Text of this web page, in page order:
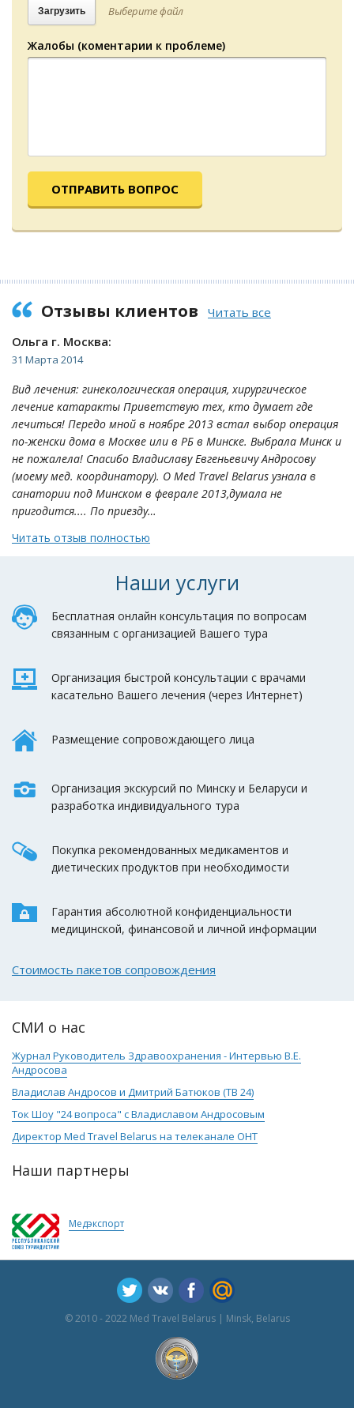
Загрузить Выберите файл
Жалобы (коментарии к проблеме)
ОТПРАВИТЬ ВОПРОС
Отзывы клиентов
Читать все
Ольга г. Москва:
31 Марта 2014
Вид лечения: гинекологическая операция, хирургическое
лечение катаракты Приветствую тех, кто думает где
лечиться! Передо мной в ноябре 2013 встал выбор операция
по-женски дома в Москве или в РБ в Минске. Выбрала Минск и
не пожалела! Спасибо Владиславу Евгеньевичу Андросову
(моему мед. координатору). О Med Travel Belarus узнала в
санатории под Минском в феврале 2013,думала не
пригодится.... По приезду…
Читать отзыв полностью
Наши услуги
Бесплатная онлайн консультация по вопросам
связанным с организацией Вашего тура
Организация быстрой консультации с врачами
касательно Вашего лечения (через Интернет)
Размещение сопровождающего лица
Организация экскурсий по Минску и Беларуси и
разработка индивидуального тура
Покупка рекомендованных медикаментов и
диетических продуктов при необходимости
Гарантия абсолютной конфиденциальности
медицинской, финансовой и личной информации
Стоимость пакетов сопровождения
СМИ о нас
Журнал Руководитель Здравоохранения - Интервью В.Е.
Андросова
Владислав Андросов и Дмитрий Батюков (ТВ 24)
Ток Шоу "24 вопроса" с Владиславом Андросовым
Директор Med Travel Belarus на телеканале ОНТ
Наши партнеры
Медэкспорт
© 2010 - 2022 Med Travel Belarus | Minsk, Belarus